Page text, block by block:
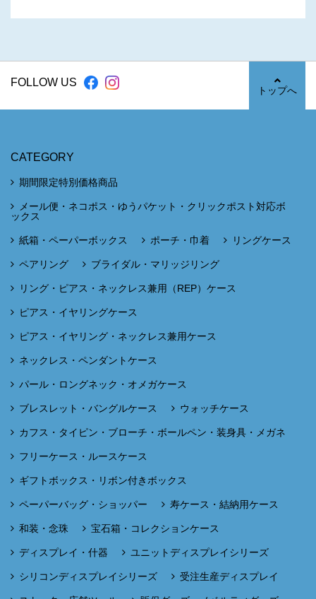
FOLLOW US
トップへ
CATEGORY
期間限定特別価格商品
メール便・ネコポス・ゆうパケット・クリックポスト対応ボ
ックス
紙箱・ペーパーボックス ポーチ・巾着 リングケース
ペアリング ブライダル・マリッジリング
リング・ピアス・ネックレス兼用（REP）ケース
ピアス・イヤリングケース
ピアス・イヤリング・ネックレス兼用ケース
ネックレス・ペンダントケース
パール・ロングネック・オメガケース
ブレスレット・バングルケース ウォッチケース
カフス・タイピン・ブローチ・ボールペン・装身具・メガネ
フリーケース・ルースケース
ギフトボックス・リボン付きボックス
ペーパーバッグ・ショッパー 寿ケース・結納用ケース
和装・念珠 宝石箱・コレクションケース
ディスプレイ・什器 ユニットディスプレイシリーズ
シリコンディスプレイシリーズ 受注生産ディスプレイ